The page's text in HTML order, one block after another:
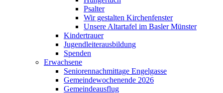
Psalter
Wir gestalten Kirchenfenster
Unsere Altartafel im Basler Münster
Kindertrauer
Jugendleiterausbildung
Spenden
Erwachsene
Seniorennachmittage Engelgasse
Gemeindewochenende 2026
Gemeindeausflug